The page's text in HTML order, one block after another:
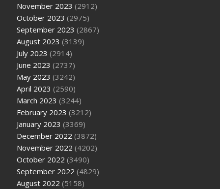
November 2023 (2912)
October 2023 (2975)
September 2023 (2867)
August 2023 (3139)
July 2023 (2914)
June 2023 (2737)
May 2023 (3242)
April 2023 (2590)
March 2023 (3244)
February 2023 (3212)
January 2023 (3369)
December 2022 (3872)
November 2022 (4202)
October 2022 (3490)
September 2022 (4829)
August 2022 (5158)